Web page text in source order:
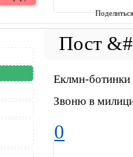
Еклмн-ботинки
Звоню в
0